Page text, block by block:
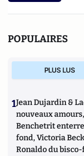
POPULAIRES
PLUS LUS
1Jean Dujardin &
nouveaux
Benchetrit
fond, Victoria
Ronaldo du